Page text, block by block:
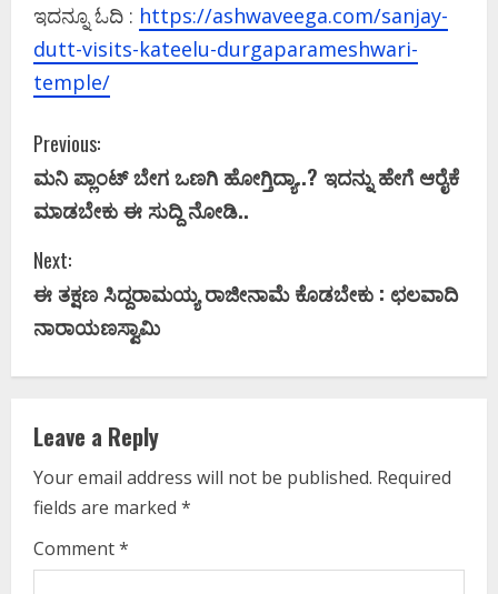
ಇದನ್ನೂ ಓದಿ : https://ashwaveega.com/sanjay-
dutt-visits-kateelu-durgaparameshwari-
temple/
C
o
n
t
i
n
u
e
R
e
Previous:
ಮನಿ ಪ್ಲಾಂಟ್ ಬೇಗ ಒಣಗಿ ಹೋಗ್ತಿದ್ಯಾ..? ಇದನ್ನು ಹೇಗೆ ಆರೈಕೆ
ಮಾಡಬೇಕು ಈ ಸುದ್ದಿ ನೋಡಿ..
Next:
ಈ ತಕ್ಷಣ ಸಿದ್ದರಾಮಯ್ಯ ರಾಜೀನಾಮೆ ಕೊಡಬೇಕು : ಛಲವಾದಿ
ನಾರಾಯಣಸ್ವಾಮಿ
Leave a Reply
Your email address will not be published. Required
fields are marked *
Comment*